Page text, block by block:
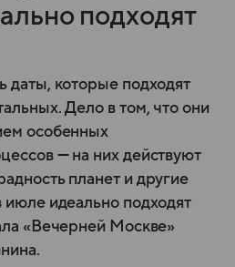
подходят
даты, которые подходят
Дело в том, что они
особенных
— на них действуют
планет и другие
идеально подходят
«Вечерней Москве»